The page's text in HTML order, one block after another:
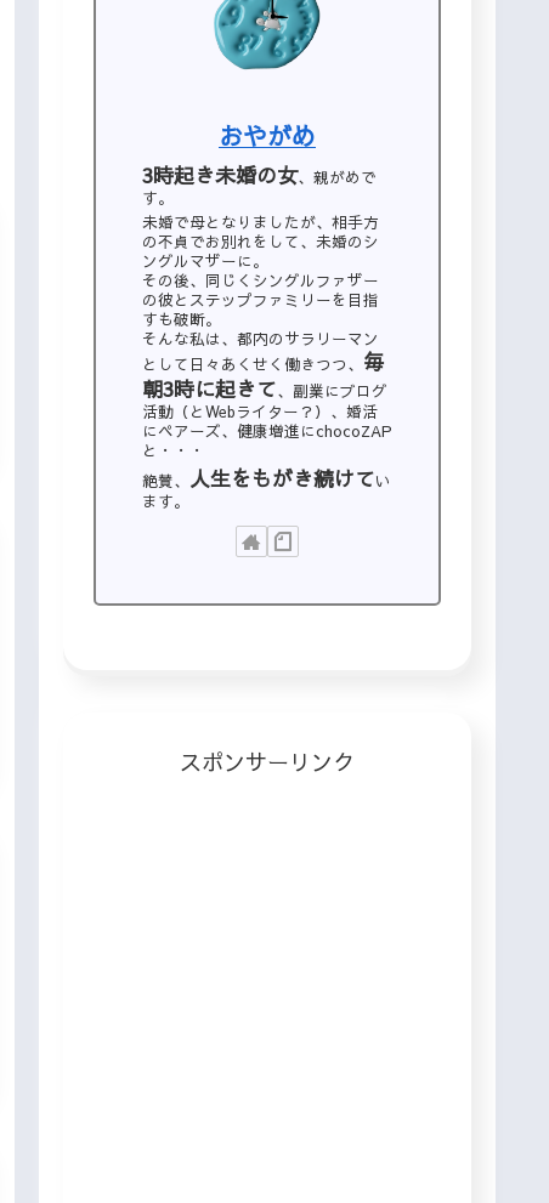
おやがめ
3時起き未婚の女、親がめで
す。
未婚で母となりましたが、相手方
の不貞でお別れをして、未婚のシ
ングルマザーに。
その後、同じくシングルファザー
の彼とステップファミリーを目指
すも破断。
そんな私は、都内のサラリーマン
として日々あくせく働きつつ、 毎
朝3時に起きて、副業にブログ
活動（とWebライター？）、婚活
にペアーズ、健康増進にchocoZAP
と・・・
絶賛、 人生をもがき続けてい
ます。
スポンサーリンク